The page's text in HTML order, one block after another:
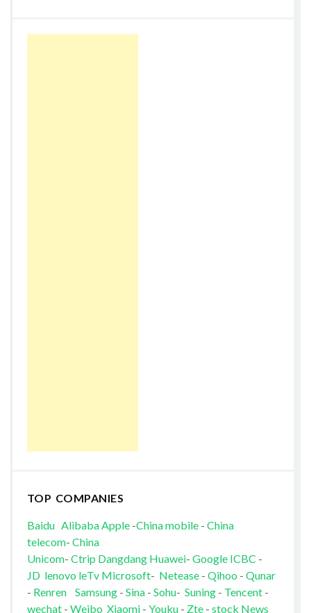
TOP COMPANIES
Baidu AlibabaApple-China mobile- China
telecom- China
Unicom- Ctrip Dangdang Huawei- Google ICBC -
JD lenovo leTv Microsoft- Netease- Qihoo - Qunar
- Renren Samsung- Sina- Sohu- Suning- Tencent-
wechat - Weibo Xiaomi- Youku - Zte- stock News